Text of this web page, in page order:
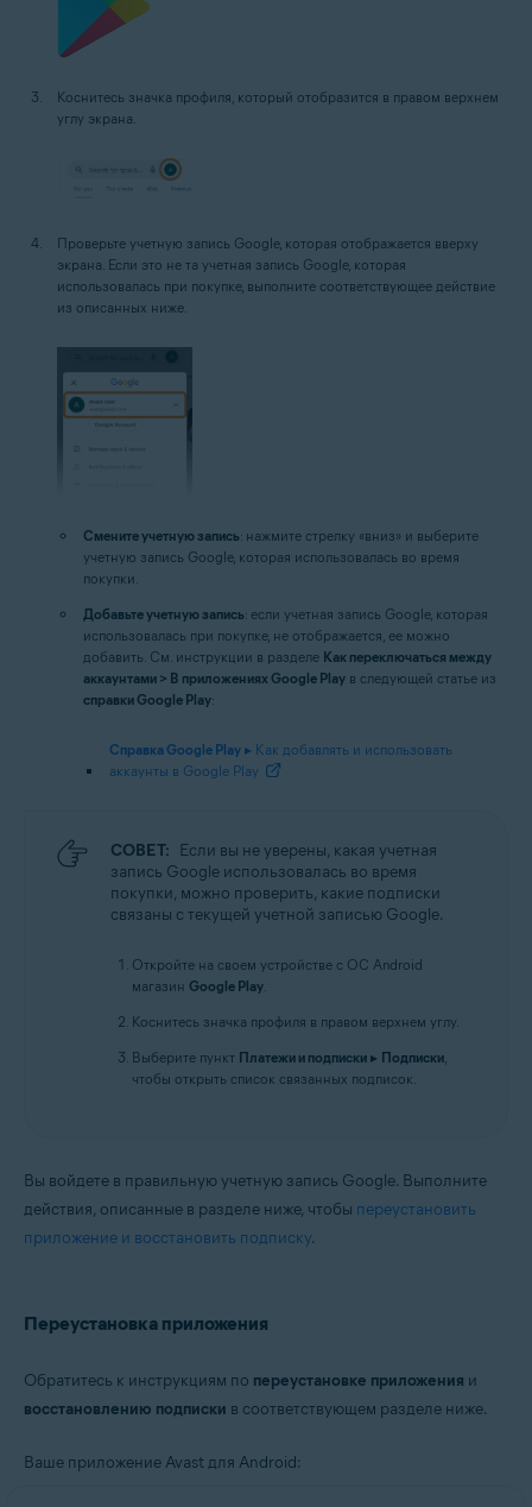
Коснитесь значка профиля, который отобразится в правом верхнем
углу экрана.
Проверьте учетную запись Google, которая отображается вверху
экрана. Если это не та учетная запись Google, которая
использовалась при покупке, выполните соответствующее действие
из описанных ниже.
Смените учетную запись: нажмите стрелку «вниз» и выберите
учетную запись Google, которая использовалась во время
покупки.
Добавьте учетную запись: если учетная запись Google, которая
использовалась при покупке, не отображается, ее можно
добавить. См. инструкции в разделе Как переключаться между
аккаунтами > В приложениях Google Play в следующей статье из
справки Google Play:
Справка Google Play ▸ Как добавлять и использовать
аккаунты в Google Play
СОВЕТ: Если вы не уверены, какая учетная
запись Google использовалась во время
покупки, можно проверить, какие подписки
связаны с текущей учетной записью Google.
Откройте на своем устройстве с ОС Android
магазин Google Play.
Коснитесь значка профиля в правом верхнем углу.
Выберите пункт Платежи и подписки ▸ Подписки,
чтобы открыть список связанных подписок.
Вы войдете в правильную учетную запись Google. Выполните
действия, описанные в разделе ниже, чтобы переустановить
приложение и восстановить подписку.
Переустановка приложения
Обратитесь к инструкциям по переустановке приложения и
восстановлению подписки в соответствующем разделе ниже.
Ваше приложение Avast для Android: